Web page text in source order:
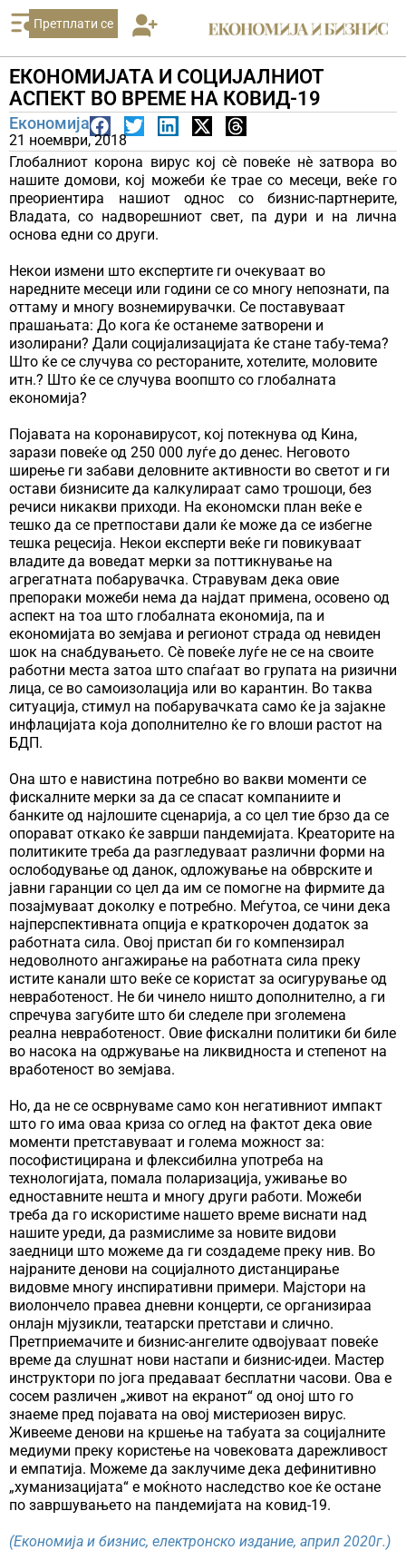
Претплати се
ЕКОНОМИЈАТА И СОЦИЈАЛНИОТ
АСПЕКТ ВО ВРЕМЕ НА КОВИД-19
Економија
21 ноември, 2018
Глобалниот корона вирус кој сѐ повеќе нѐ затвора во
нашите домови, кој можеби ќе трае со месеци, веќе го
преориентира нашиот однос со бизнис-партнерите,
Владата, со надворешниот свет, па дури и на лична
основа едни со други.
Некои измени што eкспертите ги очекуваат во
наредните месеци или години се со многу непознати, па
оттаму и многу вознемирувачки. Се поставуваат
прашањата: До кога ќе останеме затворени и
изолирани? Дали социјализацијата ќе стане табу-тема?
Што ќе се случува со рестораните, хотелите, моловите
итн.? Што ќе се случува воопшто со глобалната
економија?
Појавата на коронавирусот, кој потекнува од Кина,
зарази повеќе од 250 000 луѓе до денес. Неговото
ширење ги забави деловните активности во светот и ги
остави бизнисите да калкулираат само трошоци, без
речиси никакви приходи. На економски план веќе е
тешко да се претпостави дали ќе може да се избегне
тешка рецесија. Некои експерти веќе ги повикуваат
владите да воведат мерки за поттикнување на
агрегатната побарувачка. Стравувам дека овие
препораки можеби нема да најдат примена, осовено од
аспект на тоа што глобалната економија, па и
економијата во земјава и регионот страда од невиден
шок на снабдувањето. Сѐ повеќе луѓе не се на своите
работни места затоа што спаѓаат во групата на ризични
лица, се во самоизолација или во карантин. Во таква
ситуација, стимул на побарувачката само ќе ја зајакне
инфлацијата која дополнително ќе го влоши растот на
БДП.
Она што е навистина потребно во вакви моменти се
фискалните мерки за да се спасат компаниите и
банките од најлошите сценарија, а со цел тие брзо да се
опорават откако ќе заврши пандемијата. Креаторите на
политиките треба да разгледуваат различни форми на
ослободување од данок, одложување на обврските и
јавни гаранции со цел да им се помогне на фирмите да
позајмуваат доколку е потребно. Меѓутоа, се чини дека
најперспективната опција е краткорочен додаток за
работната сила. Овој пристап би го компензирал
недоволното ангажирање на работната сила преку
истите канали што веќе се користат за осигурување од
невработеност. Не би чинело ништо дополнително, а ги
спречува загубите што би следеле при зголемена
реална невработеност. Овие фискални политики би биле
во насока на одржување на ликвидноста и степенот на
вработеност во земјава.
Но, да не се осврнуваме само кон негативниот импакт
што го има оваа криза со оглед на фактот дека овие
моменти претставуваат и голема можност за:
пософистицирана и флексибилна употреба на
технологијата, помала поларизација, уживање во
едноставните нешта и многу други работи. Можеби
треба да го искористиме нашето време виснати над
нашите уреди, да размислиме за новите видови
заедници што можеме да ги создадеме преку нив. Во
најраните денови нa социјалното дистанцирање
видовме многу инспиративни примери. Мајстори на
виолончело правеа дневни концерти, се организираа
онлајн мјузикли, театарски претстави и слично.
Претприемачите и бизнис-ангелите одвојуваат повеќе
време да слушнат нови настапи и бизнис-идеи. Мастер
инструктори по јога предаваат бесплатни часови. Ова е
сосем различен „живот на екранот“ од оној што го
знаеме пред појавата на овој мистериозен вирус.
Живееме денови на кршење на табуата за социјалните
медиуми преку користење на човековата дарежливост
и емпатија. Можеме да заклучиме дека дефинитивно
„хуманизацијата“ е моќното наследство кое ќе остане
по завршувањето на пандемијата на ковид-19.
(Економија и бизнис, електронско издание, април 2020г.)